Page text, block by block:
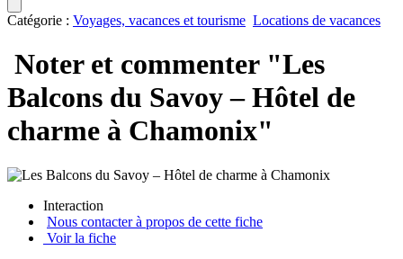
Catégorie : Voyages, vacances et tourisme Locations de vacances
Noter et commenter "Les
Balcons du Savoy – Hôtel de
charme à Chamonix"
Interaction
Nous contacter à propos de cette fiche
Voir la fiche